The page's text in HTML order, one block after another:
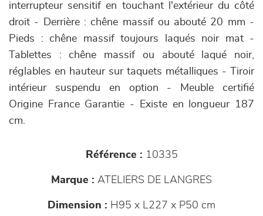
interrupteur sensitif en touchant l'extérieur du côté
droit - Derrière : chêne massif ou abouté 20 mm -
Pieds : chêne massif toujours laqués noir mat -
Tablettes : chêne massif ou abouté laqué noir,
réglables en hauteur sur taquets métalliques - Tiroir
intérieur suspendu en option - Meuble certifié
Origine France Garantie - Existe en longueur 187
cm.
Référence : 10335
Marque : ATELIERS DE LANGRES
Dimension : H95 x L227 x P50 cm